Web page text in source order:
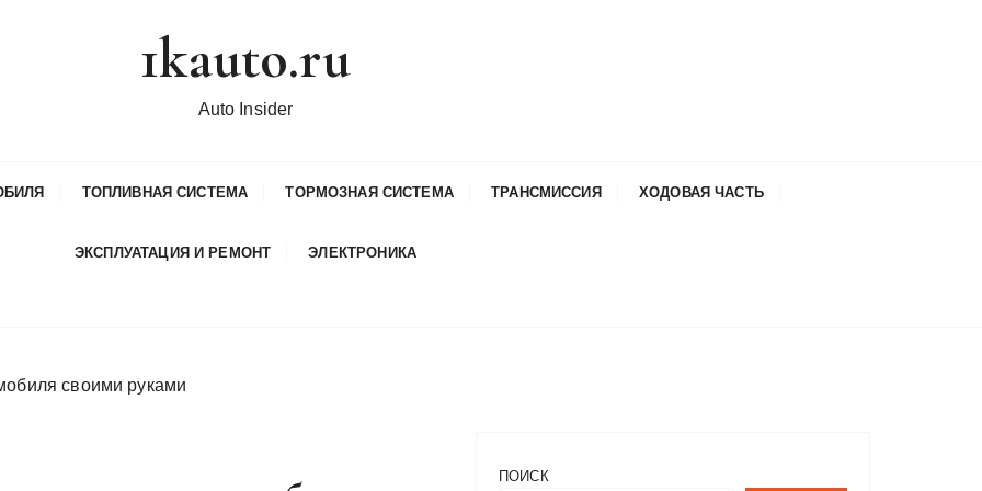
1kauto.ru
Auto Insider
ТОПЛИВНАЯ СИСТЕМА ТОРМОЗНАЯ СИСТЕМА ТРАНСМИССИЯ ХОДОВАЯ ЧАСТЬ
ЭКСПЛУАТАЦИЯ И РЕМОНТ ЭЛЕКТРОНИКА
своими руками
ПОИСК